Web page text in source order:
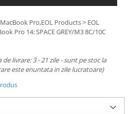
Pro,EOL Products > EOL
Pro 14: SPACE GREY/M3 8C/10C
livrare: 3 - 21 zile - sunt pe stoc la
este enuntata in zile lucratoare)